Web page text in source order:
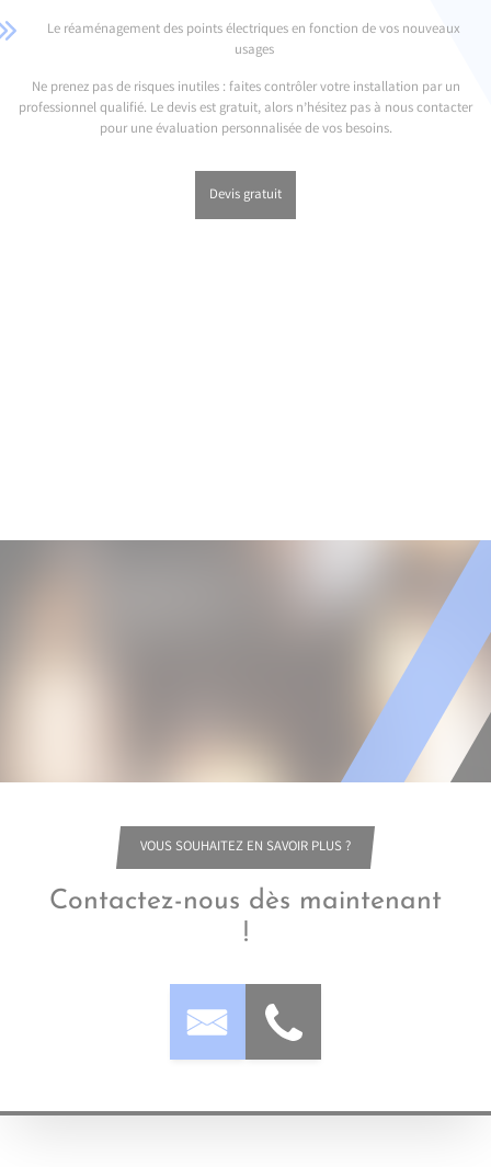
Le réaménagement des points électriques en fonction de vos nouveaux
usages
Ne prenez pas de risques inutiles : faites contrôler votre installation par un
professionnel qualifié. Le devis est gratuit, alors n’hésitez pas à nous contacter
pour une évaluation personnalisée de vos besoins.
Devis gratuit
VOUS SOUHAITEZ EN SAVOIR PLUS ?
Contactez-nous dès maintenant
!